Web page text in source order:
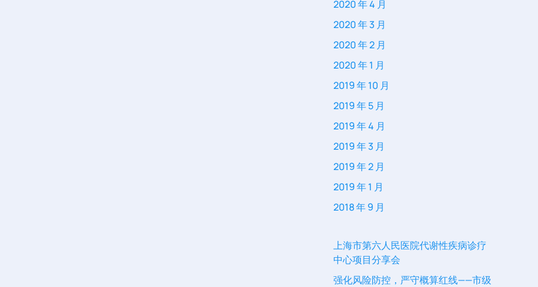
2020 年 4 月
2020 年 3 月
2020 年 2 月
2020 年 1 月
2019 年 10 月
2019 年 5 月
2019 年 4 月
2019 年 3 月
2019 年 2 月
2019 年 1 月
2018 年 9 月
上海市第六人民医院代谢性疾病诊疗
中心项目分享会
强化风险防控，严守概算红线——市级